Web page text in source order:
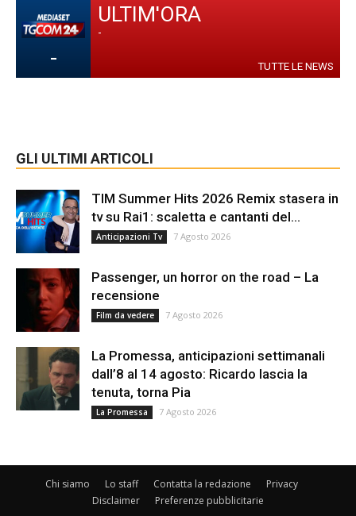
-
ULTIM'ORA
-
TUTTE LE NEWS
GLI ULTIMI ARTICOLI
TIM Summer Hits 2026 Remix stasera in
tv su Rai1: scaletta e cantanti del...
Anticipazioni Tv 7 Agosto 2026
Passenger, un horror on the road – La
recensione
Film da vedere 7 Agosto 2026
La Promessa, anticipazioni settimanali
dall’8 al 14 agosto: Ricardo lascia la
tenuta, torna Pia
La Promessa 7 Agosto 2026
Chi siamo Lo staff Contatta la redazione
Privacy
Disclaimer
Preferenze pubblicitarie